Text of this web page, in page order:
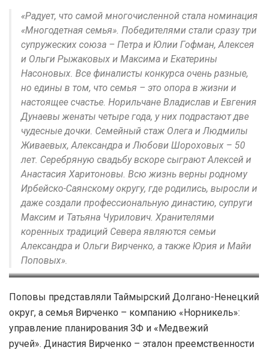
«Радует, что самой многочисленной стала номинация
«Многодетная семья». Победителями стали сразу три
супружеских союза – Петра и Юлии Гофман, Алексея
и Ольги Рыжаковых и Максима и Екатерины
Насоновых. Все финалисты конкурса очень разные,
но едины в том, что семья – это опора в жизни и
настоящее счастье. Норильчане Владислав и Евгения
Дунаевы женаты четыре года, у них подрастают две
чудесные дочки. Семейный стаж Олега и Людмилы
Живаевых, Александра и Любови Шороховых – 50
лет. Серебряную свадьбу вскоре сыграют Алексей и
Анастасия Харитоновы. Всю жизнь верны родному
Ирбейско-Саянскому округу, где родились, выросли и
даже создали профессиональную династию, супруги
Максим и Татьяна Чурилович. Хранителями
коренных традиций Севера являются семьи
Александра и Ольги Вирченко, а также Юрия и Майи
Поповых».
Семья Вирченко
Поповы представляли Таймырский Долгано-Ненецкий
округ, а семья Вирченко – компанию «Норникель»:
управление планирования ЗФ и «Медвежий
ручей». Династия Вирченко – эталон преемственности